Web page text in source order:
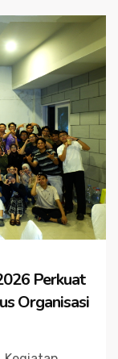
Perkuat
Organisasi